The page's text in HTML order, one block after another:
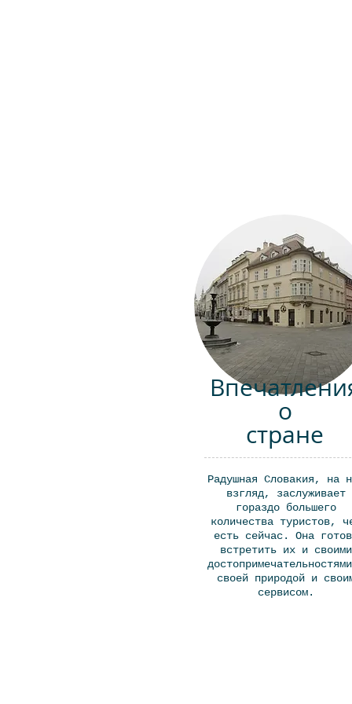
о
стране
Радушная Словакия, на
взгляд, заслуживает
гораздо большего
количества туристов,
есть сейчас. Она
встретить их и своими
своей природой и
сервисом.